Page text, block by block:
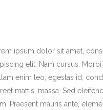
ipsum dolor sit amet,
elit. Nam cursus. Morbi
enim leo, egestas id,
mattis, massa. Sed
Praesent mauris ante,